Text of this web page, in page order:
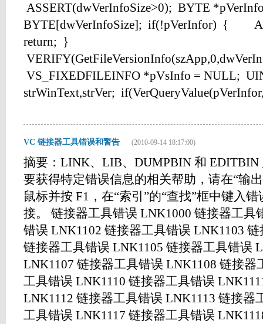
ASSERT(dwVerInfoSize>0); BYTE
BYTE[dwVerInfoSize]; if(!pVerInfor) {
return; }
VS_FIXEDFILEINFO *pVsInfo = NULL;
strWinText,strVer;
VC 链接器工具错误和警告 (2010-09-14 18:17:00)
摘要：LINK、LIB、DUMPBIN 和
要获得特定错误信息的相关帮助，请在“输
鼠标并按 F1，在“索引”的“查找”框中键入
接。 链接器工具错误 LNK1000 链接器工具
错误 LNK1102 链接器工具错误 LNK1103
链接器工具错误 LNK1105 链接器工具错误
LNK1107 链接器工具错误 LNK1108 链接器
工具错误 LNK1110 链接器工具错误
LNK1112 链接器工具错误 LNK1113 链接器
工具错误 LNK1117 链接器工具错误